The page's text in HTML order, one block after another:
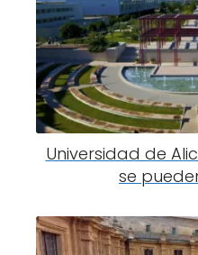
Universidad de
se